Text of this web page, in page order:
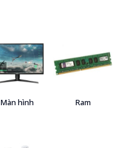
Màn hình Ram